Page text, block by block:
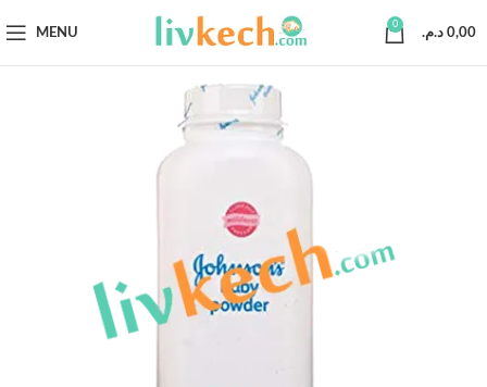
MENU
0
0,00 د.م.